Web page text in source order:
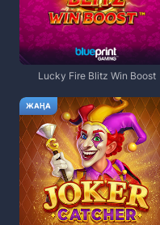
Lucky Fire Blitz Win Boost
ЖАҢА